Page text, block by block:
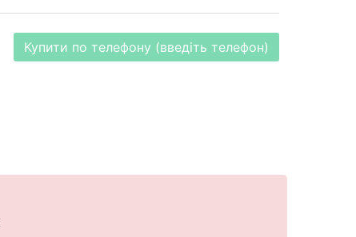
Купити по телефону (введіть телефон)